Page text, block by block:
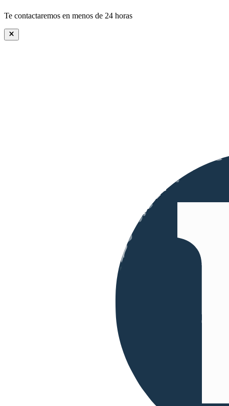
Te contactaremos en menos de 24 horas